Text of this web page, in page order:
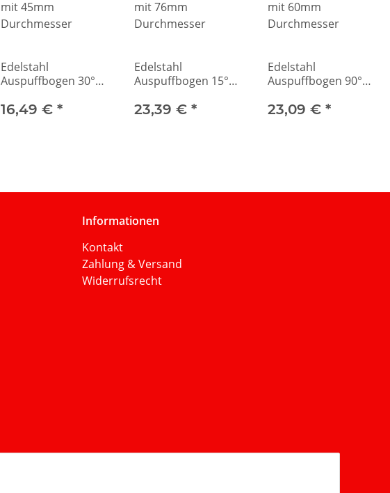
Edelstahl
Auspuffbogen 30°
Durchmesser
16,49 € *
Edelstahl
Auspuffbogen 15°
Durchmesser
23,39 € *
Edelstahl
Auspuffbogen 90°
Durchmesser
23,09 € *
Informationen
Kontakt
Zahlung & Versand
Widerrufsrecht